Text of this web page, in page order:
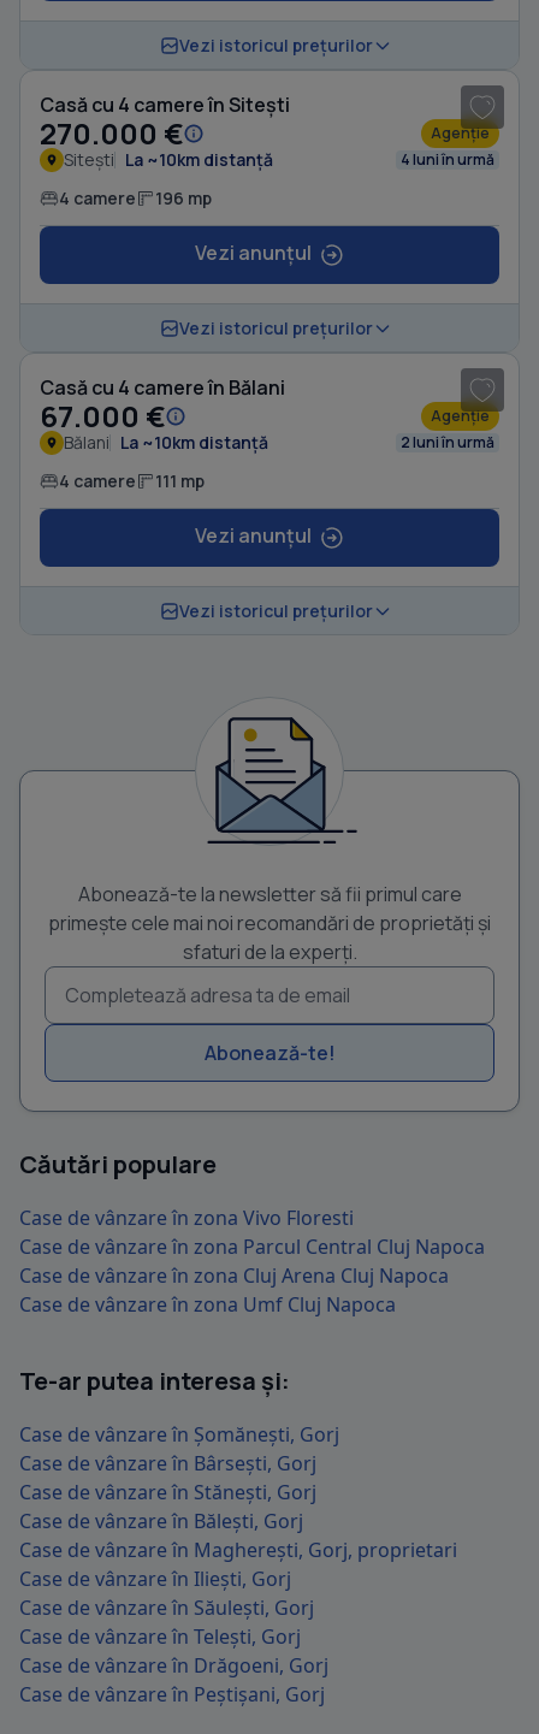
Vezi istoricul prețurilor
Casă cu 4 camere în Sitești
270.000 € Agenție
Sitești La ~10km distanță 4 luni în urmă
4 camere 196 mp
Vezi anunțul
Vezi istoricul prețurilor
Casă cu 4 camere în Bălani
67.000 € Agenție
Bălani La ~10km distanță 2 luni în urmă
4 camere 111 mp
Vezi anunțul
Vezi istoricul prețurilor
Abonează-te la newsletter să fii primul care
primește cele mai noi recomandări de proprietăți și
sfaturi de la experți.
Abonează-te!
Căutări populare
Case de vânzare în zona Vivo Floresti
Case de vânzare în zona Parcul Central Cluj Napoca
Case de vânzare în zona Cluj Arena Cluj Napoca
Case de vânzare în zona Umf Cluj Napoca
Te-ar putea interesa și:
Case de vânzare în Șomănești, Gorj
Case de vânzare în Bârsești, Gorj
Case de vânzare în Stănești, Gorj
Case de vânzare în Bălești, Gorj
Case de vânzare în Magherești, Gorj, proprietari
Case de vânzare în Iliești, Gorj
Case de vânzare în Săulești, Gorj
Case de vânzare în Telești, Gorj
Case de vânzare în Drăgoeni, Gorj
Case de vânzare în Peștișani, Gorj